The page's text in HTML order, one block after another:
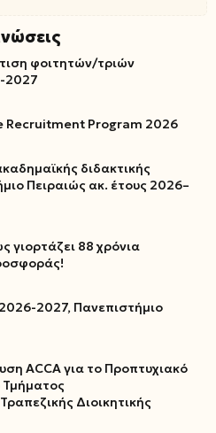
φοιτητών/τριών
2027
Recruitment Program 2026
διδακτικής
Πειραιώς ακ. έτους 2026–
γιορτάζει 88 χρόνια
2027, Πανεπιστήμιο
ACCA για το Προπτυχιακό
Διοικητικής